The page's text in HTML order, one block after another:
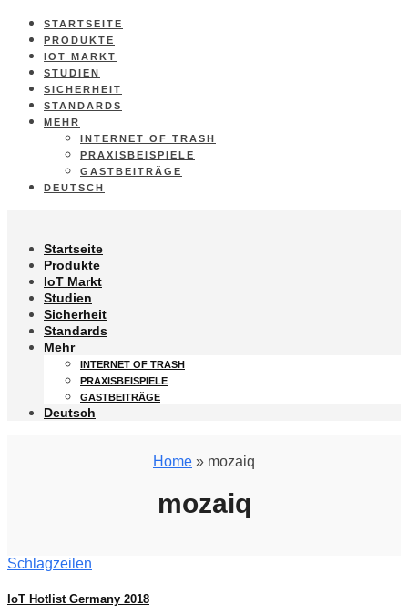
STARTSEITE
PRODUKTE
IOT MARKT
STUDIEN
SICHERHEIT
STANDARDS
MEHR
INTERNET OF TRASH
PRAXISBEISPIELE
GASTBEITRÄGE
DEUTSCH
Startseite
Produkte
IoT Markt
Studien
Sicherheit
Standards
Mehr
INTERNET OF TRASH
PRAXISBEISPIELE
GASTBEITRÄGE
Deutsch
Home » mozaiq
mozaiq
Schlagzeilen
IoT Hotlist Germany 2018